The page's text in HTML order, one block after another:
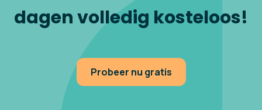
dagen volledig kosteloos!
Probeer nu gratis